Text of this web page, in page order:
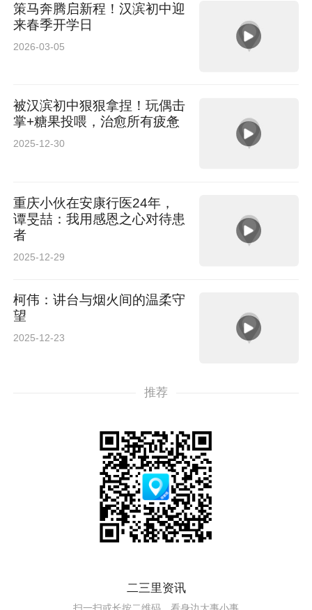
策马奔腾启新程！汉滨初中迎
来春季开学日
2026-03-05
被汉滨初中狠狠拿捏！玩偶击
掌+糖果投喂，治愈所有疲惫
2025-12-30
重庆小伙在安康行医24年，
谭旻喆：我用感恩之心对待患
者
2025-12-29
柯伟：讲台与烟火间的温柔守
望
2025-12-23
推荐
二三里资讯